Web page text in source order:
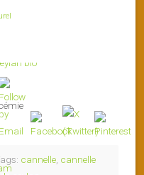
cannelle cannelle